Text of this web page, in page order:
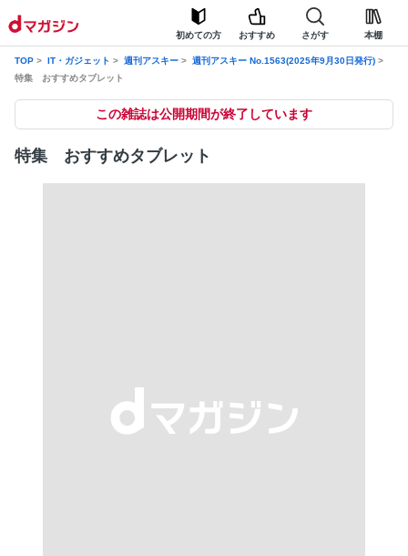
初めての方 おすすめ さがす 本棚
TOP IT・ガジェット 週刊アスキー
週刊アスキー No.1563(2025年9月30日発行)
特集 おすすめタブレット
この雑誌は公開期間が終了しています
特集 おすすめタブレット